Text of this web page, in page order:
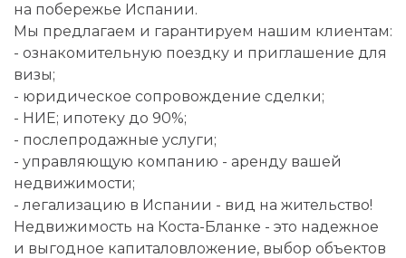
на побережье Испании.
Мы предлагаем и гарантируем нашим клиентам:
- ознакомительную поездку и приглашение для
визы;
- юридическое сопровождение сделки;
- НИЕ; ипотеку до 90%;
- послепродажные услуги;
- управляющую компанию - аренду вашей
недвижимости;
- легализацию в Испании - вид на жительство!
Недвижимость на Коста-Бланке - это надежное
и выгодное капиталовложение, выбор объектов